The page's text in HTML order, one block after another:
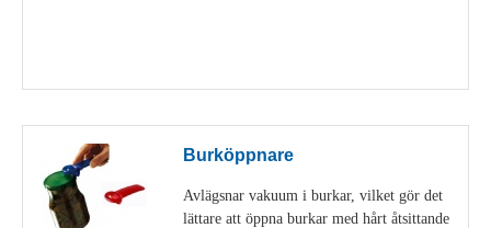
Burköppnare
Avlägsnar vakuum i burkar, vilket gör det
lättare att öppna burkar med hårt åtsittande